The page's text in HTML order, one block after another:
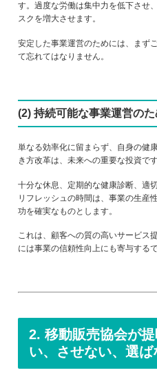
す。過度な労働は集中力を低下させ
スクを増大させます。
安定した事業運営のためには、まず
て忘れてはなりません。
(2) 持続可能な事業運営の
単なる効率化に留まらず、自身の健
き方改革は、未来への重要な投資です
十分な休息、定期的な健康診断、適
リフレッシュの時間は、事業の生産
功を確実なものとします。
これは、顧客への質の高いサービス
には事業の信頼性向上にも寄与するで
2. 移動販売協会が
い、させない、選